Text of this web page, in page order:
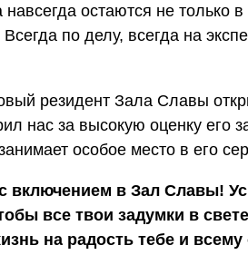
остаются не только
по делу, всегда на
резидент Зала Славы
нас за высокую оценку его
особое место в его
в Зал Славы!
все твои задумки в
на радость тебе и